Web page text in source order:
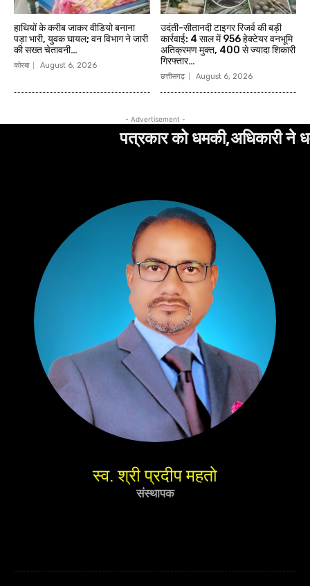
स्व. श्री प्रदीप महतो
संस्थापक